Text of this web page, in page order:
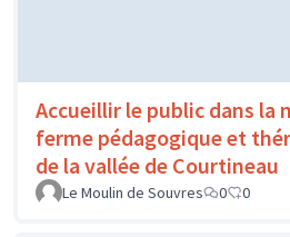
Accueillir le public dans la
ferme pédagogique et
de la vallée de Courtineau
Le Moulin de Souvres 0 0